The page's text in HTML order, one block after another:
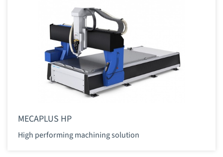
MECAPLUS HP
High performing machining solution